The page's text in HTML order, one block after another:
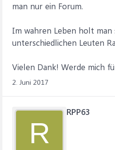
man nur ein Forum.
Im wahren Leben holt man
unterschiedlichen Leuten
Vielen Dank! Werde mich
2. Juni 2017
R
RPP63